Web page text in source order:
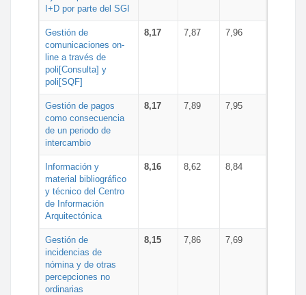
I+D por parte del SGI
Gestión de
comunicaciones on-
line a través de
poli[Consulta] y
poli[SQF]
8,17 7,87 7,96
Gestión de pagos
como consecuencia
de un periodo de
intercambio
8,17 7,89 7,95
Información y
material bibliográfico
y técnico del Centro
de Información
Arquitectónica
8,16 8,62 8,84
Gestión de
incidencias de
nómina y de otras
percepciones no
ordinarias
8,15 7,86 7,69